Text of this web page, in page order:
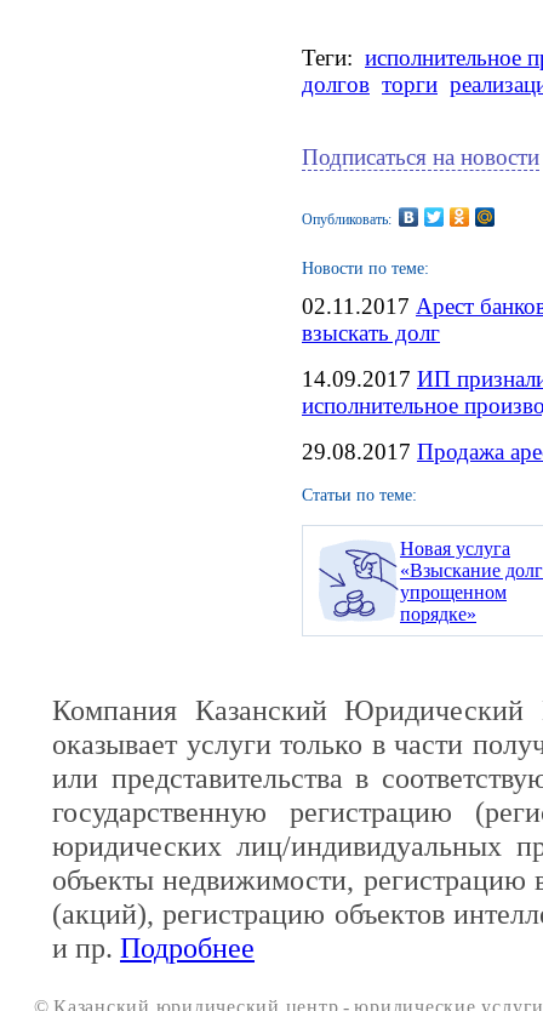
Теги: исполнительное
долгов торги
Подписаться на новости
Опубликовать:
Новости по теме:
02.11.2017 Арест
взыскать долг
14.09.2017 ИП
исполнительное
29.08.2017 Продажа
Статьи по теме:
Новая услуга
«Взыскание
упрощенном
порядке»
Компания Казанский Юридический
оказывает услуги только в части
или представительства в
государственную регистрацию
юридических лиц/индивидуальных
объекты недвижимости, регистрацию
(акций), регистрацию объектов
и пр. Подробнее
© Казанский юридический центр -юридические